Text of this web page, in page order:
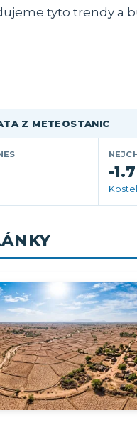
tyto trendy a
Z METEOSTANIC
-1.7